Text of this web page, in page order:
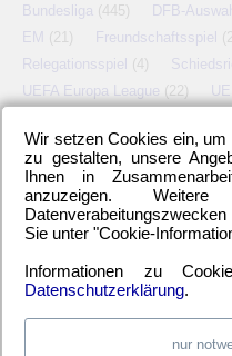
Bundesliga (445) DFB-
EM (21) Freundschaftsspiel
Relegationsspiel (4)
UEFA Europa League (22)
META
Anmelden Eintrags-Feed
Wir setzen Cookies ein,
zu gestalten, unsere
Ihnen in
anzuzeigen.
Sie unter "Cookie-
Informationen zu
Datenschutzerklärung.
nur